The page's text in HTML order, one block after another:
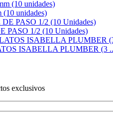
(10 unidades)
1/2 (10 Unidades)
ISABELLA PLUMBER (3
exclusivos